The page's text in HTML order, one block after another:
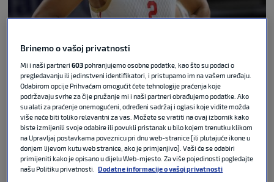
Mladen Lackovic LakoPress via Guliver
Iza nas je 11. kolo najjačeg europskog natjecanja, a
mi vam donosimo top 5 igrača koji su zabilježili
najviše bodova u fantasyju.
Listu predvodi igrač Monaca,ElieOkobo, koji je u
pobjedi nad Lyonom upisao 27 poena i šest skokova.
Shodno tome, svojim vlasnicima u fantasyju donio
je 39.60 bodova.
Brinemo o vašoj privatnosti
Mi i naši partneri603pohranjujemo osobne podatke, kao što su podaci o
pregledavanju ili jedinstveni identifikatori, i pristupamo im na vašem uređaju.
Odabirom opcije Prihvaćam omogućit ćete tehnologije praćenja koje
podržavaju svrhe za čije pružanje mi i naši partneri obrađujemo podatke. Ako
su alati za praćenje onemogućeni, određeni sadržaj i oglasi koje vidite možda
više neće biti toliko relevantni za vas. Možete se vratiti na ovaj izbornik kako
biste izmijenili svoje odabire ili povukli pristanak u bilo kojem trenutku klikom
na Upravljaj postavkama poveznicu pri dnu web-stranice [ili plutajuće ikone u
donjem lijevom kutu web stranice, ako je primjenjivo]. Vaši će se odabiri
primijeniti kako je opisano u dijelu Web-mjesto. Za više pojedinosti pogledajte
našu Politiku privatnosti.
Dodatne informacije o vašoj privatnosti